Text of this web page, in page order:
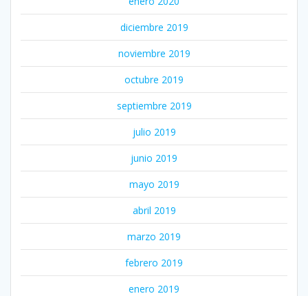
diciembre 2019
noviembre 2019
octubre 2019
septiembre 2019
julio 2019
junio 2019
mayo 2019
abril 2019
marzo 2019
febrero 2019
enero 2019